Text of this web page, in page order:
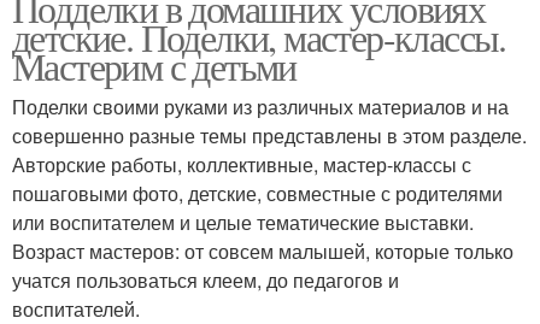
детские. Поделки, мастер-классы.
Мастерим с детьми
Поделки своими руками из различных материалов и на
совершенно разные темы представлены в этом разделе.
Авторские работы, коллективные, мастер-классы с
пошаговыми фото, детские, совместные с родителями
или воспитателем и целые тематические выставки.
Возраст мастеров: от совсем малышей, которые только
учатся пользоваться клеем, до педагогов и
воспитателей.